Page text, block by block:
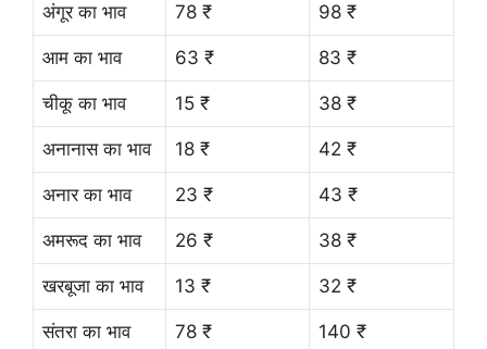
अंगूर का भाव 78 ₹ 98 ₹
आम का भाव 63 ₹ 83 ₹
चीकू का भाव 15 ₹ 38 ₹
अनानास का भाव 18 ₹ 42 ₹
अनार का भाव 23 ₹ 43 ₹
अमरूद का भाव 26 ₹ 38 ₹
खरबूजा का भाव 13 ₹ 32 ₹
संतरा का भाव 78 ₹ 140 ₹